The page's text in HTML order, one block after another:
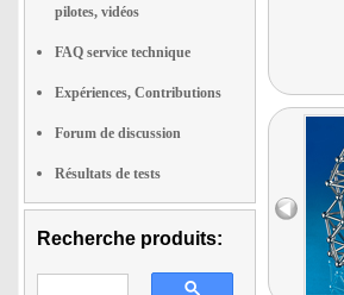
pilotes, vidéos
FAQ service technique
Expériences, Contributions
Forum de discussion
Résultats de tests
Recherche produits: